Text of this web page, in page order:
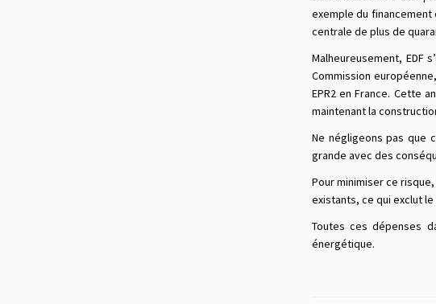
exemple du
centrale de plus de
Malheureusement, EDF
Commission
EPR2 en France. Cette
maintenant la
Ne négligeons pas que
grande avec des
Pour minimiser ce
existants, ce qui exclut
Toutes ces dépenses
énergétique.